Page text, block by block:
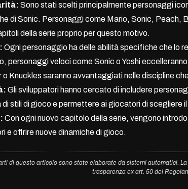
Sono stati scelti principalmente personaggi
di Sonic. Personaggi come Mario, Sonic, Peach,
della serie proprio per questo motivo.
Ogni personaggio ha delle abilità specifiche che lo
personaggi veloci come Sonic o Yoshi
o Knuckles saranno avvantaggiati nelle discipline
Gli sviluppatori hanno cercato di includere
di stili di gioco e permettere ai giocatori di scegliere
Con ogni nuovo capitolo della serie, vengono
e offrire nuove dinamiche di gioco.
di questo articolo sono state elaborate da sistemi automatici.
trasparenza ex art. 50 del